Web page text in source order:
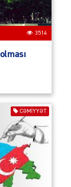
3514
CƏMIYYƏT